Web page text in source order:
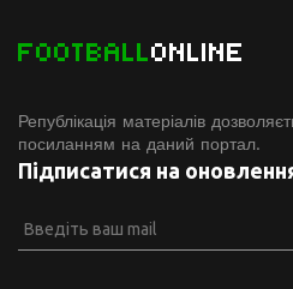
FOOTBALLONLINE
Републікація матеріалів
посиланням на даний портал.
Підписатися на